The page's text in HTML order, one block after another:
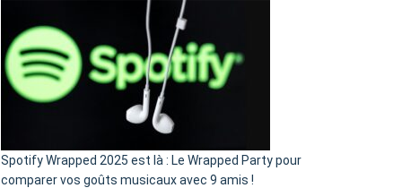
l’excuse
je
n’ai
pas
de
cash
»
Spotify Wrapped 2025 est là : Le Wrapped Party pour
comparer vos goûts musicaux avec 9 amis !